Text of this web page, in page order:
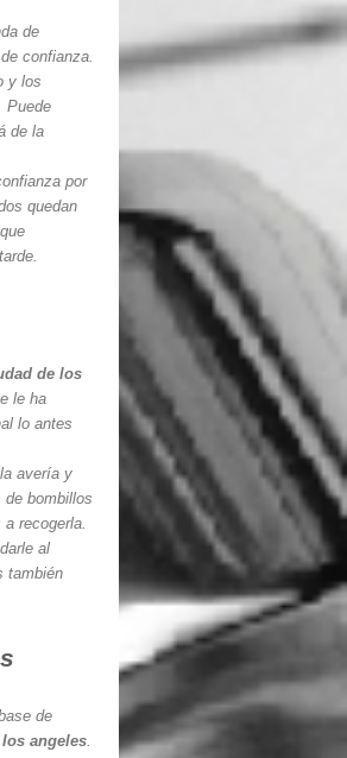
de
confianza.
y los
Puede
de la
por
quedan
de los
le ha
lo antes
avería y
bombillos
recogerla.
al
también
de
angeles